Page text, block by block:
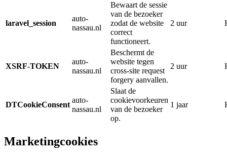
laravel_session
auto-
nassau.nl
Bewaart de sessie
van de bezoeker
zodat de website
correct
functioneert.
2 uur
XSRF-TOKEN
auto-
nassau.nl
Beschermt de
website tegen
cross-site request
forgery aanvallen.
2 uur
DTCookieConsent
auto-
nassau.nl
Slaat de
cookievoorkeuren
van de bezoeker
op.
1 jaar
Marketingcookies